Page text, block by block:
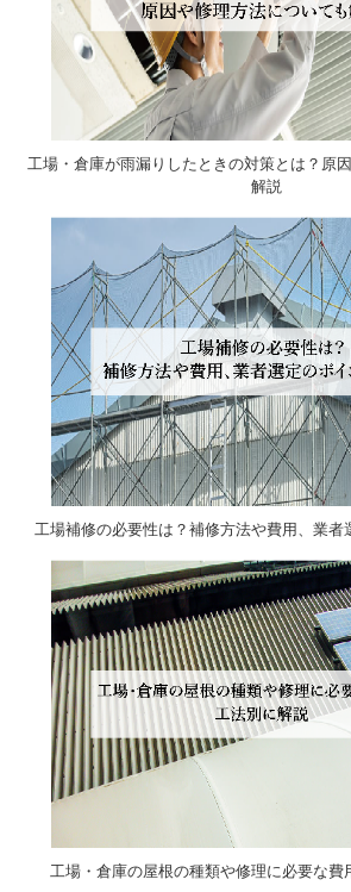
工場・倉庫が雨漏りしたときの対策とは？原
解説
工場補修の必要性は？補修方法や費用、業者
工場・倉庫の屋根の種類や修理に必要な費